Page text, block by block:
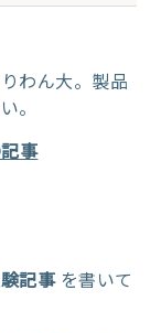
わん大。製品
。
事
記事 を書いて